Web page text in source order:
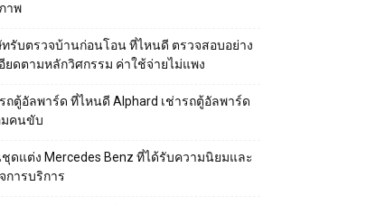
าพ
รับตรวจบ้านก่อนโอน ที่ไหนดี ตรวจสอบอย่าง
ยดตามหลักวิศกรรม ค่าใช้จ่ายไม่แพง
ถตู้อัลพาร์ด ที่ไหนดี Alphard เช่ารถตู้อัลพาร์ด
คนขับ
ดแต่ง Mercedes Benz ที่ได้รับความนิยมและ
การบริการ